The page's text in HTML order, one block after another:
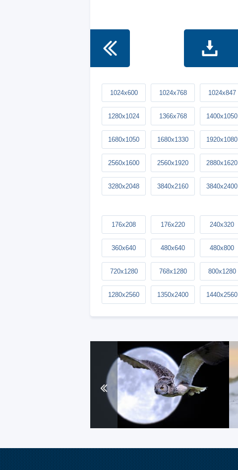
1024x600 1024x768 1024x847
1280x1024 1366x768 1400x1050
1680x1050 1680x1330 1920x1080
2560x1600 2560x1920 2880x1620
3280x2048 3840x2160 3840x2400
176x208 176x220 240x320
360x640 480x640 480x800
720x1280 768x1280 800x1280
1280x2560 1350x2400 1440x2560